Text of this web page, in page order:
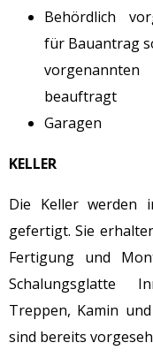
Behördlich
für Bauantrag
beauftragt
Garagen
KELLER
Die Keller werden
gefertigt. Sie
Fertigung und
Schalungsglatte
Treppen, Kamin
sind bereits